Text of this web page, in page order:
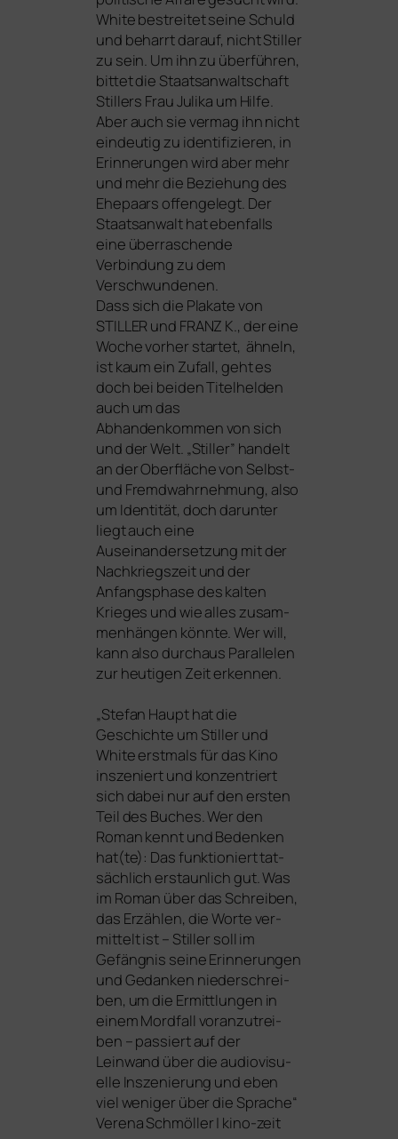
White bestrei­tet sei­ne Schuld
und beharrt dar­auf, nicht Stiller
zu sein. Um ihn zu über­füh­ren,
bit­tet die Staatsanwaltschaft
Stillers Frau Julika um Hilfe.
Aber auch sie ver­mag ihn nicht
ein­deu­tig zu iden­ti­fi­zie­ren, in
Erinnerungen wird aber mehr
und mehr die Beziehung des
Ehepaars offen­ge­legt. Der
Staatsanwalt hat eben­falls
eine über­ra­schen­de
Verbindung zu dem
Verschwundenen.
Dass sich die Plakate von
STILLERund FRANZ K., der eine
Woche vor­her star­tet, ähneln,
ist kaum ein Zufall, geht es
doch bei bei­den Titelhelden
auch um das
Abhandenkommen von sich
und der Welt. „Stiller” han­delt
an der Oberfläche von Selbst-
und Fremdwahrnehmung, also
um Identität, doch dar­un­ter
liegt auch eine
Auseinandersetzung mit der
Nachkriegszeit und der
Anfangsphase des kal­ten
Krieges und wie alles zusam­
men­hän­gen könn­te. Wer will,
kann also durch­aus Parallelen
zur heu­ti­gen Zeit erken­nen.
„Stefan Haupt hat die
Geschichte um Stiller und
White erst­mals für das Kino
insze­niert und kon­zen­triert
sich dabei nur auf den ers­ten
Teil des Buches. Wer den
Roman kennt und Bedenken
hat(te): Das funk­tio­niert tat­
säch­lich erstaun­lich gut. Was
im Roman über das Schreiben,
das Erzählen, die Worte ver­
mit­telt ist – Stiller soll im
Gefängnis sei­ne Erinnerungen
und Gedanken nie­der­schrei­
ben, um die Ermittlungen in
einem Mordfall vor­an­zu­trei­
ben – pas­siert auf der
Leinwand über die audio­vi­su­
el­le Inszenierung und eben
viel weni­ger über die Sprache“
Verena Schmöller | kino-zeit